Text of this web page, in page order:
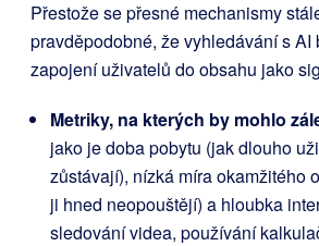
Přestože se přesné mechanismy
pravděpodobné, že vyhledávání s
zapojení uživatelů do obsahu jako
Metriky, na kterých by mohlo
jako je doba pobytu (jak dlouho
zůstávají), nízká míra okamžitého
ji hned neopouštějí) a hloubka
sledování videa, používání